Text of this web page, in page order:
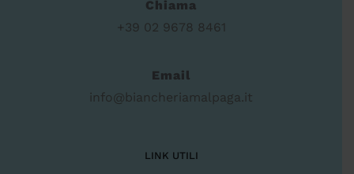
Chiama
+39 02 9678 8461
Email
info@biancheriamalpaga.it
LINK UTILI